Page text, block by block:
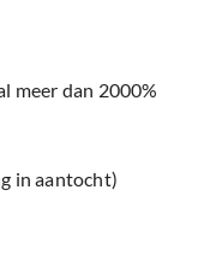
meer dan 2000%
in aantocht)